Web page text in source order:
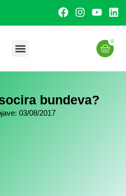
0
bundeva?
03/08/2017